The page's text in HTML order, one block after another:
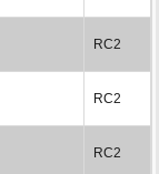
RC2
RC2
RC2